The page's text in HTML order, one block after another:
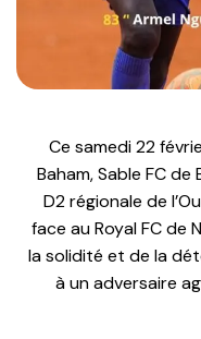
Ce samedi 22
Baham, Sable FC
D2 régionale de
face au Royal FC de
la solidité et de la
à un adversaire